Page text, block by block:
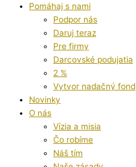
Pomáhaj s nami
Podpor nás
Daruj teraz
Pre firmy
Darcovské podujatia
2 %
Vytvor nadačný fond
Novinky
O nás
Vízia a misia
Čo robíme
Náš tím